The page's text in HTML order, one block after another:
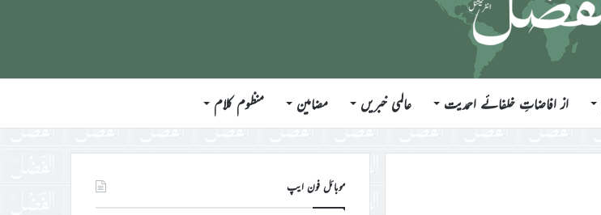
از افاضاتِ خلفائے احمدیت عالمی خبریں مضامین منظوم کلام
موبائل فون ایپ